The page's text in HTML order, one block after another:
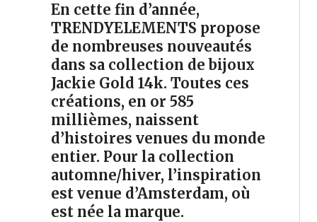
En cette fin d’année,
TRENDYELEMENTS propose
de nombreuses nouveautés
dans sa collection de bijoux
Jackie Gold 14k. Toutes ces
créations, en or 585
millièmes, naissent
d’histoires venues du monde
entier. Pour la collection
automne/hiver, l’inspiration
est venue d’Amsterdam, où
est née la marque.